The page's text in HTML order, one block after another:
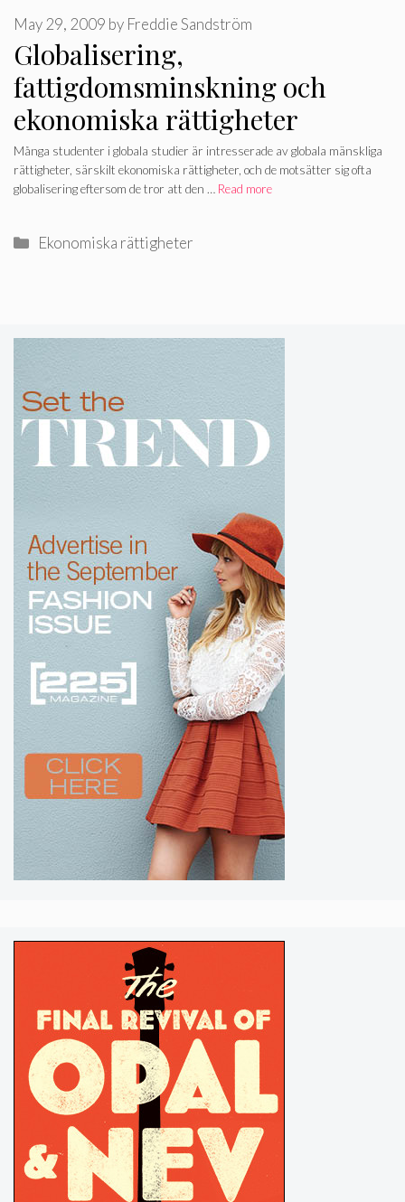
Globalisering,
fattigdomsminskning och
ekonomiska rättigheter
May 29, 2009 by Freddie Sandström
Många studenter i globala studier är intresserade av globala mänskliga
rättigheter, särskilt ekonomiska rättigheter, och de motsätter sig ofta
globalisering eftersom de tror att den … Read more
Categories
Ekonomiska rättigheter